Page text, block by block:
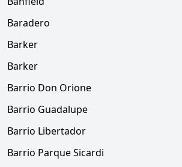
Baradero
Barker
Barker
Barrio Don Orione
Barrio Guadalupe
Barrio Libertador
Barrio Parque Sicardi